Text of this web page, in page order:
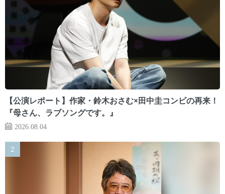
【公演レポート】作家・鈴木おさむ×田中圭コンビの再来！
『母さん、ラブソングです。』
2026.08.04